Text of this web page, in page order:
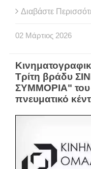
Διαβάστε
02 Μάρτιος 2026
Τρίτη βράδυ
ΣΥΜΜΟΡΙΑ" του
πνευματικό